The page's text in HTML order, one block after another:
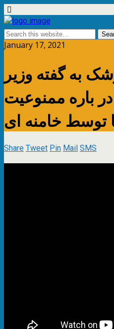
January 17, 2021
به گفته وزیر
باره ممنوعیت
توسط خامنه ای
ShareTweetPinMailSMS